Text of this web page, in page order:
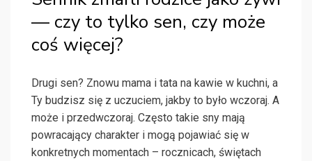
— czy to tylko sen, czy może
coś więcej?
Drugi sen? Znowu mama i tata na kawie w kuchni, a
Ty budzisz się z uczuciem, jakby to było wczoraj. A
może i przedwczoraj. Często takie sny mają
powracający charakter i mogą pojawiać się w
konkretnych momentach – rocznicach, świętach